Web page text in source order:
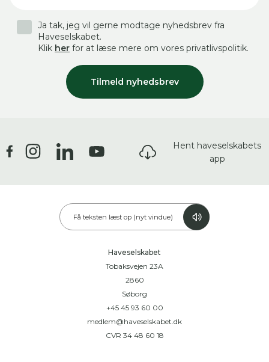
Tilmeld nyhedsbrev
Ja tak, jeg vil gerne modtage nyhedsbrev fra
Haveselskabet.
Klik her for at læse mere om vores privatlivspolitik.
Hent haveselskabets
app
Få teksten læst op (nyt vindue)
Haveselskabet
Tobaksvejen 23A
2860
Søborg
+45 45 93 60 00
medlem@haveselskabet.dk
CVR 34 48 60 18